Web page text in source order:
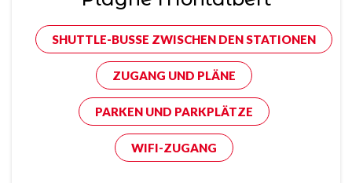
SHUTTLE-BUSSE ZWISCHEN DEN STATIONEN
ZUGANG UND PLÄNE
PARKEN UND PARKPLÄTZE
WIFI-ZUGANG